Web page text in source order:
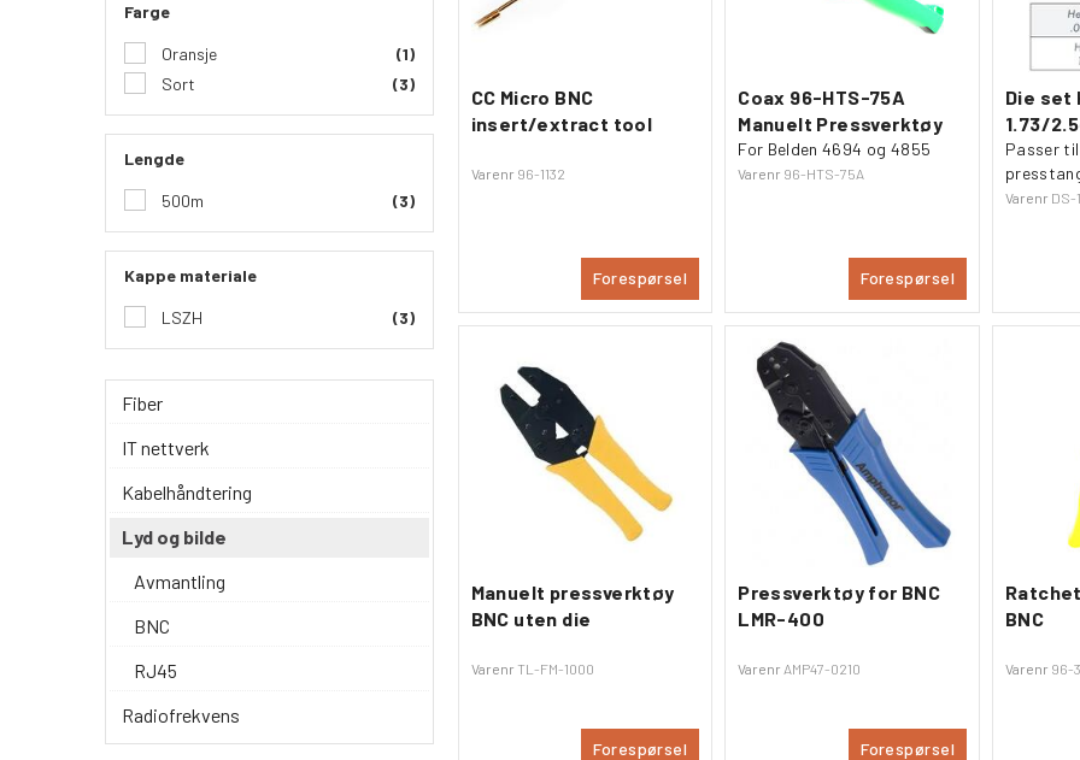
Farge
Oransje
(1)
Sort
(3)
Lengde
500m (3)
Kappe materiale
LSZH (3)
Fiber
IT nettverk
Kabelhåndtering
Lyd og bilde
Avmantling
BNC
RJ45
Radiofrekvens
CC Micro BNC
insert/extract tool
Varenr 96-1132
Forespørsel
Coax 96-HTS-75A
Manuelt Pressverktøy
For Belden 4694 og 4855
Varenr 96-HTS-75A
Forespørsel
Die set
1.73/
Passer
Varenr DS-
Manuelt pressverktøy
BNC uten die
Varenr TL-FM-1000
Forespørsel
Pressverktøy for BNC
LMR-400
Varenr AMP47-0210
Forespørsel
BNC
Varenr 96-